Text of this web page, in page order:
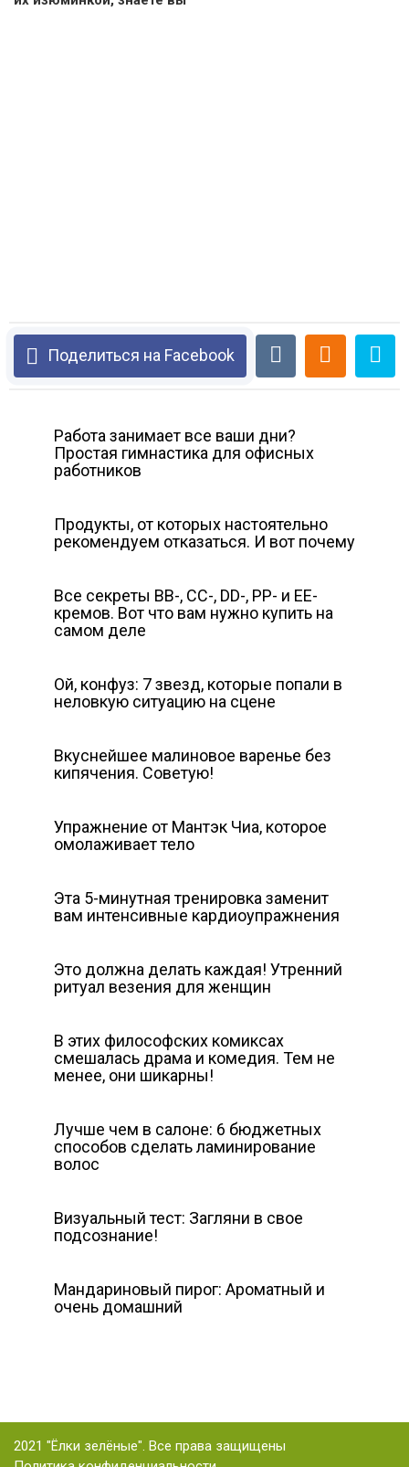
Поделиться на Facebook
Работа занимает все ваши дни?
Простая гимнастика для офисных
работников
Продукты, от которых настоятельно
рекомендуем отказаться. И вот почему
Все секреты ВВ-, СС-, DD-, PP- и ЕЕ-
кремов. Вот что вам нужно купить на
самом деле
Ой, конфуз: 7 звезд, которые попали в
неловкую ситуацию на сцене
Вкуснейшее малиновое варенье без
кипячения. Советую!
Упражнение от Мантэк Чиа, которое
омолаживает тело
Эта 5-минутная тренировка заменит
вам интенсивные кардиоупражнения
Это должна делать каждая! Утренний
ритуал везения для женщин
В этих философских комиксах
смешалась драма и комедия. Тем не
менее, они шикарны!
Лучше чем в салоне: 6 бюджетных
способов сделать ламинирование
волос
Визуальный тест: Загляни в свое
подсознание!
Мандариновый пирог: Ароматный и
очень домашний
2021 "Ёлки зелёные". Все права защищены